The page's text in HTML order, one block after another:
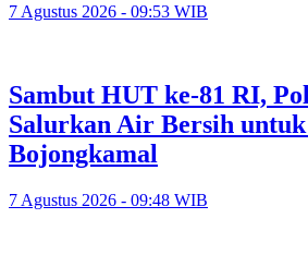
7 Agustus 2026 - 09:53 WIB
Sambut HUT ke-81 RI,
Salurkan Air Bersih untuk
Bojongkamal
7 Agustus 2026 - 09:48 WIB